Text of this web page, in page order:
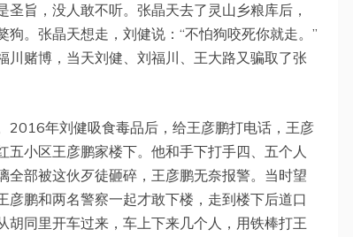
旨，没人敢不听。张晶天去了灵山乡粮库后，
。张晶天想走，刘健说：“不怕狗咬死你就走。”
赌博，当天刘健、刘福川、王大路又骗取了张
2016年刘健吸食毒品后，给王彦鹏打电话，王彦
小区王彦鹏家楼下。他和手下打手四、五个人
部被这伙歹徒砸碎，王彦鹏无奈报警。当时望
鹏和两名警察一起才敢下楼，走到楼下后道口
同里开车过来，车上下来几个人，用铁棒打王